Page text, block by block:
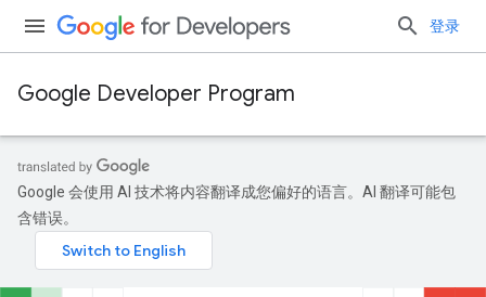
登录
Google Developer Program
Google 会使用 AI 技术将内容翻译成您偏好的语言。AI 翻译可能包
含错误。